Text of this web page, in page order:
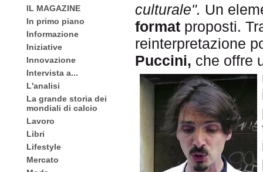
IL MAGAZINE
In primo piano
Informazione
Iniziative
Innovazione
Intervista a...
L'analisi
La grande storia dei
mondiali di calcio
Lavoro
Libri
Lifestyle
Mercato
culturale". Un
format proposti.
reinterpretazione
Puccini, che offre